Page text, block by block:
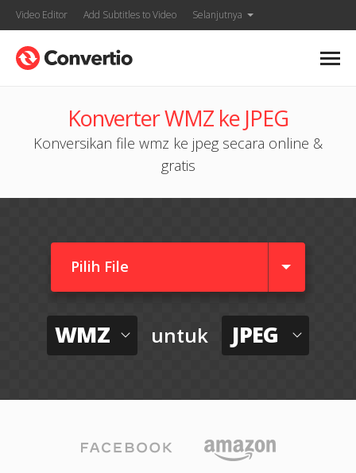
Video Editor Add Subtitles to Video Selanjutnya
Konverter WMZ ke JPEG
Konversikan file wmz ke jpeg secara online &
gratis
Pilih File
WMZ untuk JPEG